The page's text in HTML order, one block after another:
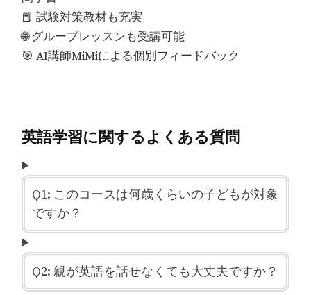
📕 試験対策教材も充実
🌐 グループレッスンも受講可能
🎯 AI講師MiMiによる個別フィードバック
英語学習に関するよくある質問
Q1: このコースは何歳くらいの子どもが対象
ですか？
Q2: 親が英語を話せなくても大丈夫ですか？